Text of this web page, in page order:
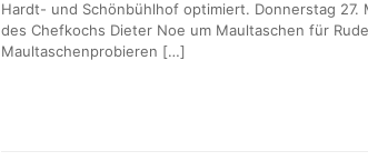
Hardt- und Schönbühlhof optimiert. Donnerstag
des Chefkochs Dieter Noe um Maultaschen für
Maultaschenprobieren […]